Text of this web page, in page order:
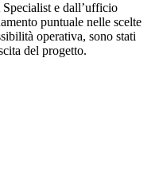
e dall’ufficio
puntuale nelle scelte
operativa, sono stati
del progetto.